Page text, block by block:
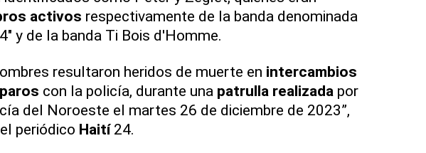
activos respectivamente de la banda denominada
y de la banda Ti Bois d'Homme.
resultaron heridos de muerte en intercambios
con la policía, durante una patrulla realizada por
del Noroeste el martes 26 de diciembre de 2023”,
periódico Haití24.